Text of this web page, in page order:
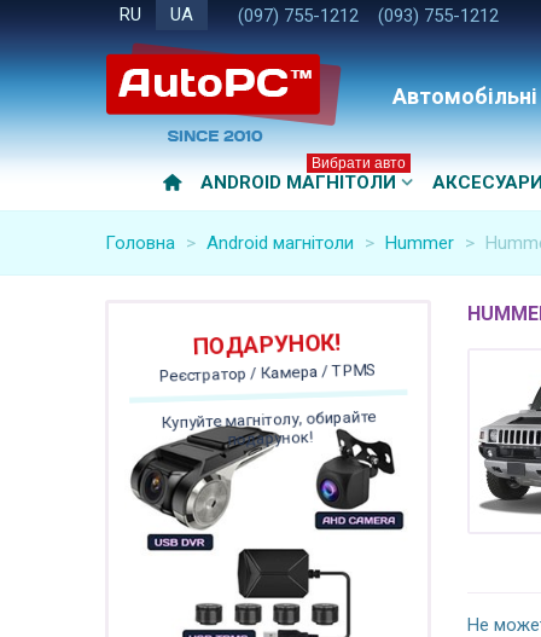
RU UA (097) 755-1212 (093) 755-1212
ANDROID МАГНІТОЛИ
Вибрати авто
АКСЕСУАРИ
Головна > Android магнітоли > Hummer >
ПОДАРУНОК!
Реєстратор / Камера / TPMS
Купуйте магнітолу, обирайте
подарунок!
Не